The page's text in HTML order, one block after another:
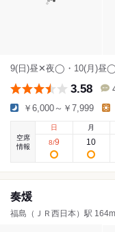
9(日)昼✕夜◯・10(月)昼
3.58
￥6,000～￥7,999
空席
情報
日
8/9
月
10
奏煖
福島（ＪＲ西日本）駅